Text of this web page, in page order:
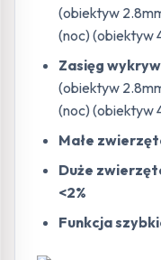
(obiektyw
(noc) (obiektyw
Zasięg
(obiektyw
(noc) (obiektyw
Małe
Duże
<2%
Funkcja